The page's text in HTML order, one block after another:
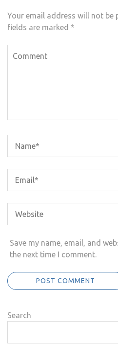
Your email address will not be
fields are marked *
Save my name, email, and
the next time I comment.
Search